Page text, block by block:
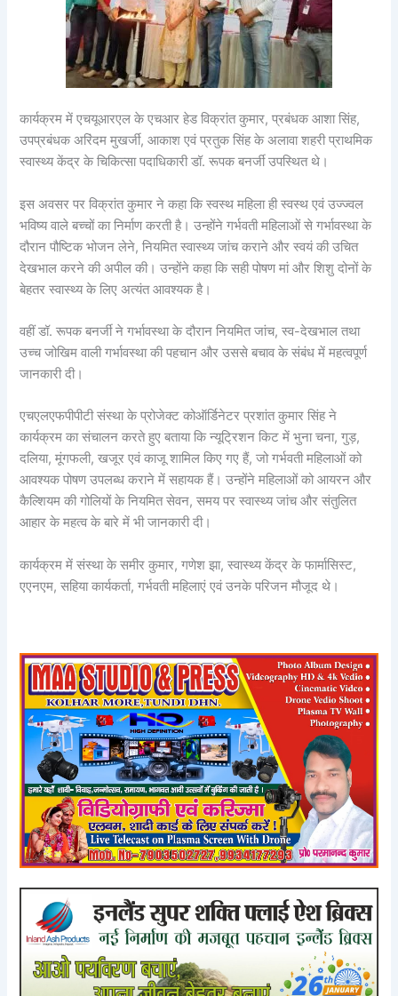
कार्यक्रम में एचयूआरएल के एचआर हेड विक्रांत कुमार, प्रबंधक आशा सिंह,
उपप्रबंधक अरिंदम मुखर्जी, आकाश एवं प्रतुक सिंह के अलावा शहरी प्राथमिक
स्वास्थ्य केंद्र के चिकित्सा पदाधिकारी डॉ. रूपक बनर्जी उपस्थित थे।
इस अवसर पर विक्रांत कुमार ने कहा कि स्वस्थ महिला ही स्वस्थ एवं उज्ज्वल
भविष्य वाले बच्चों का निर्माण करती है। उन्होंने गर्भवती महिलाओं से गर्भावस्था के
दौरान पौष्टिक भोजन लेने, नियमित स्वास्थ्य जांच कराने और स्वयं की उचित
देखभाल करने की अपील की। उन्होंने कहा कि सही पोषण मां और शिशु दोनों के
बेहतर स्वास्थ्य के लिए अत्यंत आवश्यक है।
वहीं डॉ. रूपक बनर्जी ने गर्भावस्था के दौरान नियमित जांच, स्व-देखभाल तथा
उच्च जोखिम वाली गर्भावस्था की पहचान और उससे बचाव के संबंध में महत्वपूर्ण
जानकारी दी।
एचएलएफपीपीटी संस्था के प्रोजेक्ट कोऑर्डिनेटर प्रशांत कुमार सिंह ने
कार्यक्रम का संचालन करते हुए बताया कि न्यूट्रिशन किट में भुना चना, गुड़,
दलिया, मूंगफली, खजूर एवं काजू शामिल किए गए हैं, जो गर्भवती महिलाओं को
आवश्यक पोषण उपलब्ध कराने में सहायक हैं। उन्होंने महिलाओं को आयरन और
कैल्शियम की गोलियों के नियमित सेवन, समय पर स्वास्थ्य जांच और संतुलित
आहार के महत्व के बारे में भी जानकारी दी।
कार्यक्रम में संस्था के समीर कुमार, गणेश झा, स्वास्थ्य केंद्र के फार्मासिस्ट,
एएनएम, सहिया कार्यकर्ता, गर्भवती महिलाएं एवं उनके परिजन मौजूद थे।